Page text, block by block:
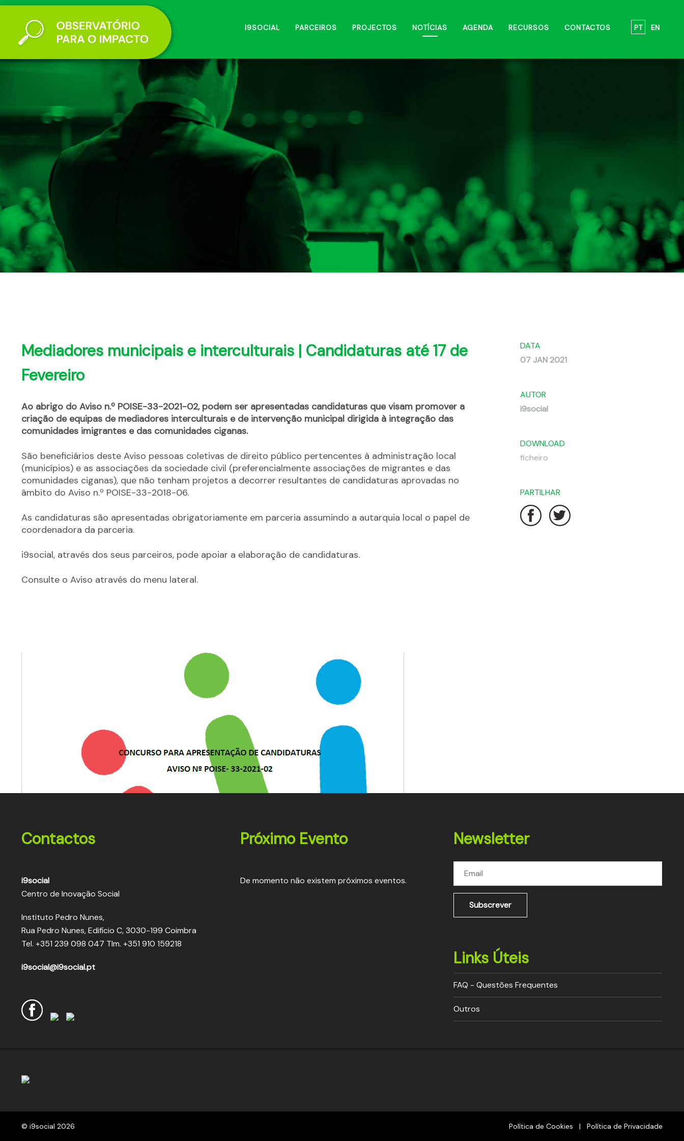
I9SOCIAL PARCEIROS PROJECTOS NOTÍCIAS AGENDA RECURSOS CONTACTOS PT EN
Mediadores municipais e interculturais | Candidaturas até 17 de
Fevereiro
Ao abrigo do Aviso n.º POISE-33-2021-02, podem ser apresentadas candidaturas que visam promover a
criação de equipas de mediadores interculturais e de intervenção municipal dirigida à integração das
comunidades imigrantes e das comunidades ciganas.
São beneficiários deste Aviso pessoas coletivas de direito público pertencentes à administração local
(municípios) e as associações da sociedade civil (preferencialmente associações de migrantes e das
comunidades ciganas), que não tenham projetos a decorrer resultantes de candidaturas aprovadas no
âmbito do Aviso n.º POISE-33-2018-06.
As candidaturas são apresentadas obrigatoriamente em parceria assumindo a autarquia local o papel de
coordenadora da parceria.
i9social, através dos seus parceiros, pode apoiar a elaboração de candidaturas.
Consulte o Aviso através do menu lateral.
DATA
07 JAN 2021
AUTOR
i9social
DOWNLOAD
ficheiro
PARTILHAR
Contactos
i9social
Centro de Inovação Social
Instituto Pedro Nunes,
Rua Pedro Nunes, Edifício C, 3030-199 Coimbra
Tel. +351 239 098 047 Tlm. +351 910 159218
i9social@i9social.pt
Próximo Evento
De momento não existem próximos eventos.
Newsletter
Subscrever
Links Úteis
FAQ - Questões Frequentes
Outros
© i9social 2026 Política de Cookies | Política de Privacidade